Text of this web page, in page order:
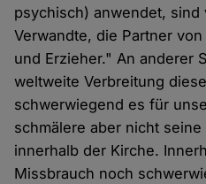
psychisch) anwendet, sind
Verwandte, die Partner
und Erzieher." An anderer
weltweite Verbreitung
schwerwiegend es für
schmälere aber nicht
innerhalb der Kirche.
Missbrauch noch